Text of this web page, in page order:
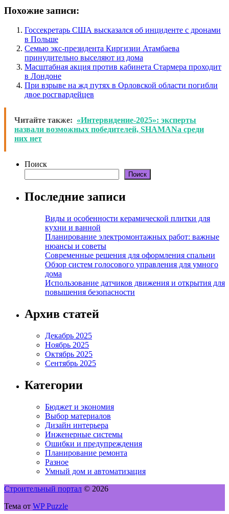
Похожие записи:
Госсекретарь США высказался об инциденте с дронами
в Польше
Семью экс-президента Киргизии Атамбаева
принудительно выселяют из дома
Масштабная акция против кабинета Стармера проходит
в Лондоне
При взрыве на жд путях в Орловской области погибли
двое росгвардейцев
Читайте также: «Интервидение-2025»: эксперты
назвали возможных победителей, SHAMANа среди
них нет
Поиск
Поиск
Последние записи
Виды и особенности керамической плитки для
кухни и ванной
Планирование электромонтажных работ: важные
нюансы и советы
Современные решения для оформления спальни
Обзор систем голосового управления для умного
дома
Использование датчиков движения и открытия для
повышения безопасности
Архив статей
Декабрь 2025
Ноябрь 2025
Октябрь 2025
Сентябрь 2025
Категории
Бюджет и экономия
Выбор материалов
Дизайн интерьера
Инженерные системы
Ошибки и предупреждения
Планирование ремонта
Разное
Умный дом и автоматизация
Строительный портал © 2026
Тема от WP Puzzle